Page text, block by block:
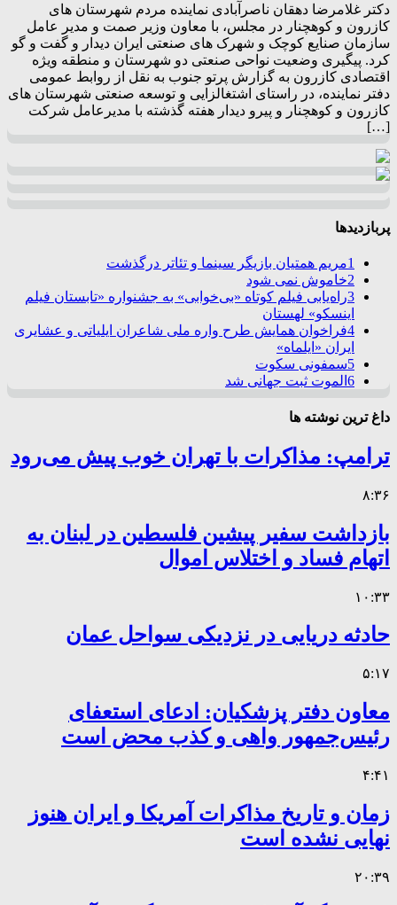
دکتر غلامرضا دهقان ناصرآبادی نماینده مردم شهرستان های
کازرون و کوهچنار در مجلس، با معاون وزیر صمت و مدیر عامل
سازمان صنایع کوچک و شهرک های صنعتی ایران دیدار و گفت و گو
کرد. پیگیری وضعیت نواحی صنعتی دو شهرستان و منطقه ویژه
اقتصادی کازرون به گزارش پرتو جنوب به نقل از روابط عمومی
دفتر نماینده، در راستای اشتغالزایی و توسعه صنعتی شهرستان های
کازرون و کوهچنار و پیرو دیدار هفته گذشته با مدیرعامل شرکت
[…]
پربازدیدها
1مریم همتیان بازیگر سینما و تئاتر درگذشت
2خاموش نمی شود
3راه‌یابی فیلم کوتاه «بی‌خوابی» به جشنواره «تابستان فیلم
اینسکو» لهستان
4فراخوان همایش طرح واره ملی شاعران ایلیاتی و عشایری
ایران «ایلماه»
5سمفونی سکوت
6 الموت ثبت جهانی شد
داغ ترین نوشته ها
ترامپ: مذاکرات با تهران خوب پیش می‌رود
۸:۳۶
بازداشت سفیر پیشین فلسطین در لبنان به
اتهام فساد و اختلاس اموال
۱۰:۳۳
حادثه دریایی در نزدیکی سواحل عمان
۵:۱۷
معاون دفتر پزشکیان: ادعای استعفای
رئیس‌جمهور واهی و کذب محض است
۴:۴۱
زمان و تاریخ مذاکرات آمریکا و ایران هنوز
نهایی نشده است
۲۰:۳۹